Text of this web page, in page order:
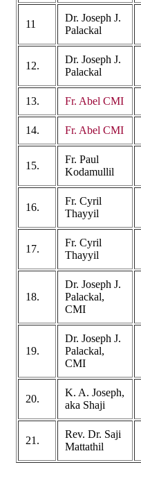
11
Dr. Joseph J.
Palackal
12.
Dr. Joseph J.
Palackal
13. Fr. Abel CMI
14. Fr. Abel CMI
15.
Fr. Paul
Kodamullil
16.
Fr. Cyril
Thayyil
17.
Fr. Cyril
Thayyil
18.
Dr. Joseph J.
Palackal,
CMI
19.
Dr. Joseph J.
Palackal,
CMI
20.
K. A. Joseph,
aka Shaji
21.
Rev. Dr. Saji
Mattathil